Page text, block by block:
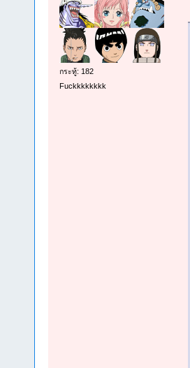
กระทู้: 182
Fuckkkkkkkk